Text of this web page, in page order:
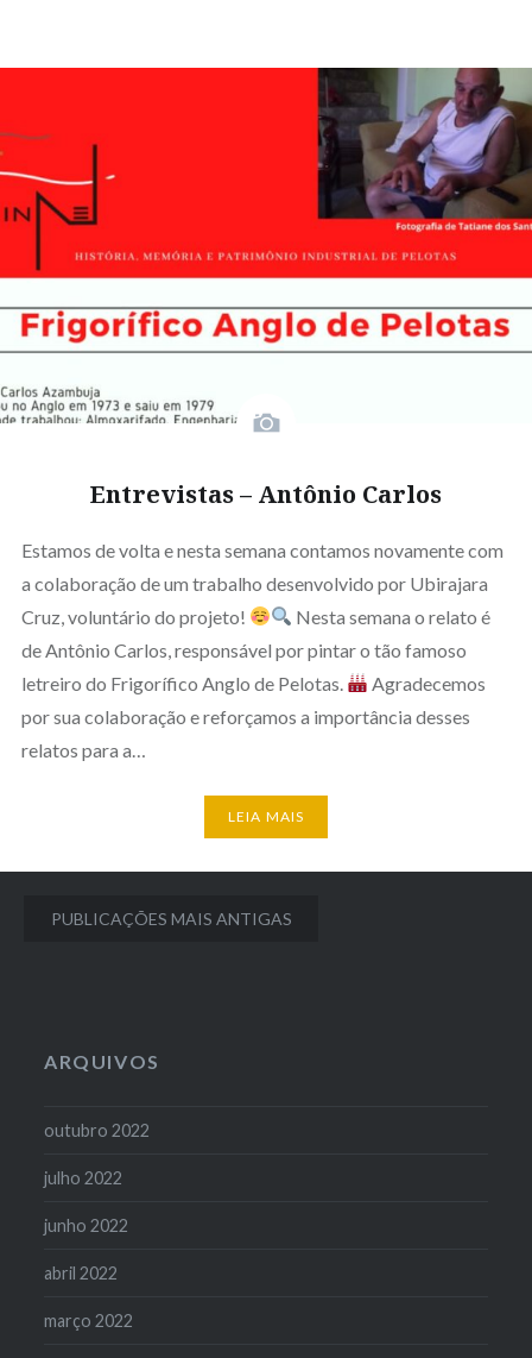
Entrevistas – Antônio Carlos
Estamos de volta e nesta semana contamos novamente com
a colaboração de um trabalho desenvolvido por Ubirajara
Cruz, voluntário do projeto!
Nesta semana o relato é
de Antônio Carlos, responsável por pintar o tão famoso
letreiro do Frigorífico Anglo de Pelotas.
Agradecemos
por sua colaboração e reforçamos a importância desses
relatos para a…
LEIA MAIS
Navegação
PUBLICAÇÕES MAIS ANTIGAS
ARQUIVOS
outubro 2022
julho 2022
junho 2022
abril 2022
março 2022